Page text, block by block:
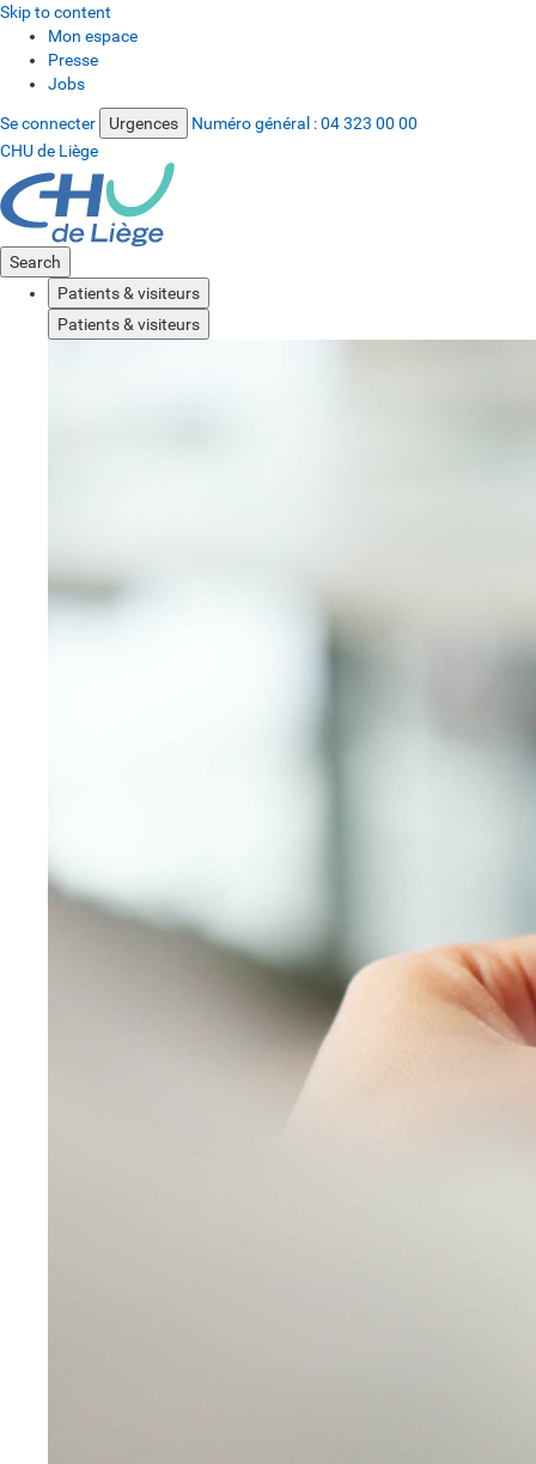
Skip to content
Mon espace
Presse
Jobs
Se connecter Urgences Numéro général :04 323 00 00
CHU de Liège
Search
Patients & visiteurs
Patients & visiteurs